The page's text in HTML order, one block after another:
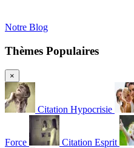
Notre Blog
Thèmes Populaires
×
Citation Hypocrisie
Force Citation Esprit